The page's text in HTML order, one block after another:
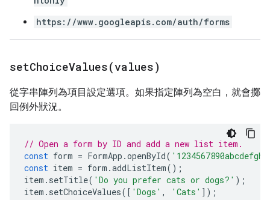
https://www.googleapis.com/auth/forms
setChoiceValues(values)
從字串陣列為項目設定選項。如果指定陣列為空白，就會擲
回例外狀況。
// Open a form by ID and add a new list item.
const form = FormApp .openById(
const item = form .addListItem();
item . setTitle( 'Do you prefer cats or dogs?' );
item . setChoiceValues([ 'Dogs' , 'Cats' ]);